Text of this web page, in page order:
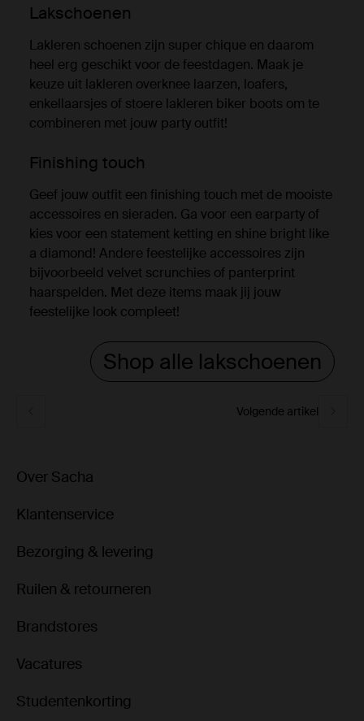
Lakschoenen
Lakleren schoenen zijn super chique en daarom
heel erg geschikt voor de feestdagen. Maak je
keuze uit lakleren overknee laarzen, loafers,
enkellaarsjes of stoere lakleren biker boots om te
combineren met jouw party outfit!
Finishing touch
Geef jouw outfit een finishing touch met de mooiste
accessoires en sieraden. Ga voor een earparty of
kies voor een statement ketting en shine bright like
a diamond! Andere feestelijke accessoires zijn
bijvoorbeeld velvet scrunchies of panterprint
haarspelden. Met deze items maak jij jouw
feestelijke look compleet!
Shop alle lakschoenen
Volgende artikel
Over Sacha
Klantenservice
Bezorging & levering
Ruilen & retourneren
Brandstores
Vacatures
Studentenkorting